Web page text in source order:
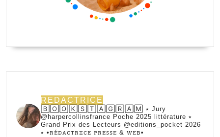
REDACTRICE
🄱🄾🄾🄺🅂🅃🄰🄶🅁🄰🄼 ⭑ Jury
@harpercollinsfrance Poche 2025 littérature ⭑
Grand Prix des Lecteurs @editions_pocket 2026
⭑ •ꭱꭼ́ꭰꭺꮯꭲꭱꮖꮯꭼ ꮲꭱꭼꮪꮪꭼ & ꮃꭼᏼ•